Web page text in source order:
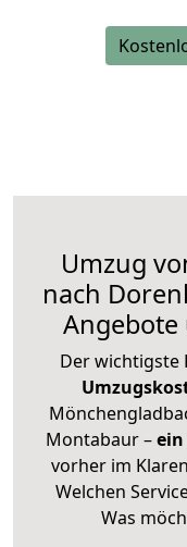
Umzug
nach
Angebote
Der wichtigste
Montabaur –
vorher im
Welchen
Was